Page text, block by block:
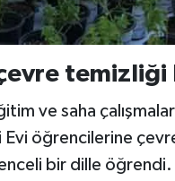
temizliği
ve saha
öğrencilerine
bir dille